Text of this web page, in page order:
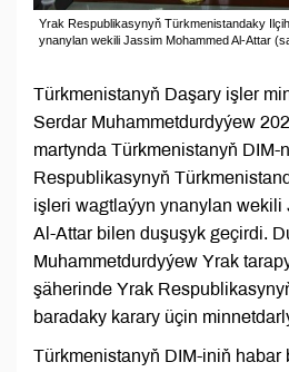
Yrak Respublikasynyň Türkmenistandaky
ynanylan wekili Jassim Mohammed Al-Attar
Türkmenistanyň Daşary işler
Serdar Muhammetdurdyýew
martynda Türkmenistanyň DIM-
Respublikasynyň
işleri wagtlaýyn ynanylan wekili
Al-Attar bilen duşuşyk geçirdi.
Muhammetdurdyýew Yrak
şäherinde Yrak
baradaky karary üçin
Türkmenistanyň DIM-iniň habar